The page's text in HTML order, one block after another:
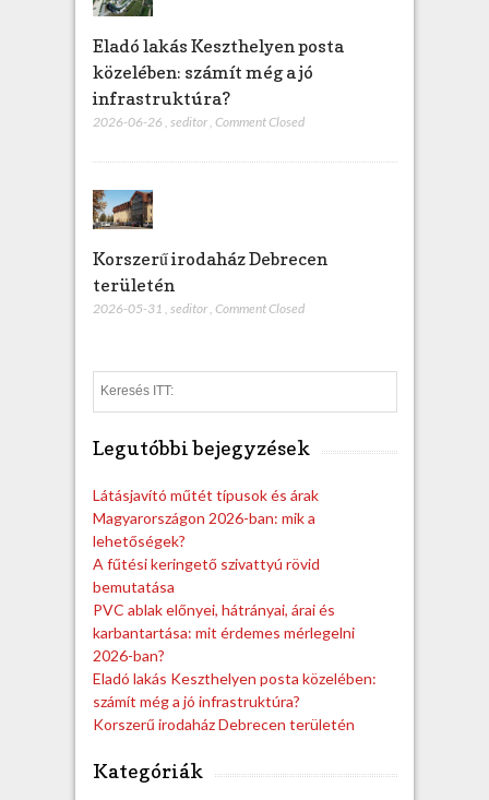
Eladó lakás Keszthelyen posta
közelében: számít még a jó
infrastruktúra?
2026-06-26 seditor Comment Closed
Korszerű irodaház Debrecen
területén
2026-05-31 , seditor, Comment Closed
e
Legutóbbi bejegyzések
Látásjavító műtét típusok és árak
Magyarországon 2026-ban: mik a
lehetőségek?
A fűtési keringető szivattyú rövid
bemutatása
PVC ablak előnyei, hátrányai, árai és
karbantartása: mit érdemes mérlegelni
2026-ban?
Eladó lakás Keszthelyen posta közelében:
számít még a jó infrastruktúra?
Korszerű irodaház Debrecen területén
Kategóriák